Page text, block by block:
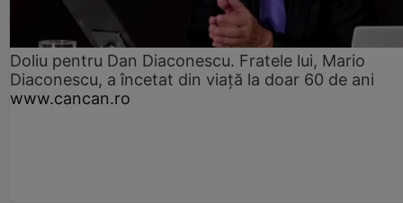
Doliu pentru Dan Diaconescu. Fratele lui, Mario
Diaconescu, a încetat din viață la doar 60 de ani
www.cancan.ro